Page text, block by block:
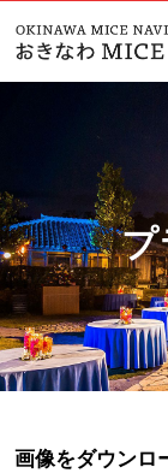
プ
画像をダウンロ